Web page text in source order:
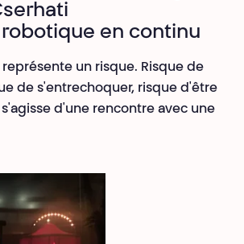
en continu
un risque. Risque de
de s'entrechoquer, risque d'être
d'une rencontre avec une